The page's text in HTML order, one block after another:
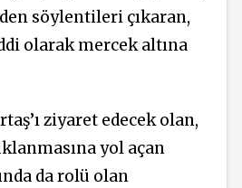
söylentileri çıkaran,
olarak mercek altına
ziyaret edecek olan,
yol açan
da rolü olan